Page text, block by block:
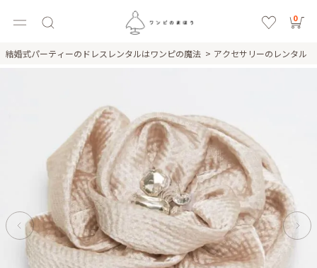
0
結婚式パーティーのドレスレンタルはワンピの魔法 アクセサリーのレンタル